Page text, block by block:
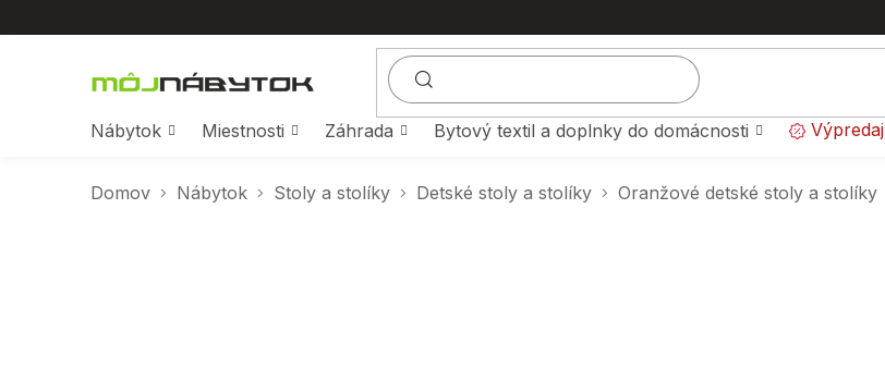
na
Nábytok
Miestnosti Záhrada Bytový textil a doplnky do domácnosti Výpredaj
Domov Nábytok Stoly a stolíky Detské stoly a stolíky Oranžové detské stoly a stolíky